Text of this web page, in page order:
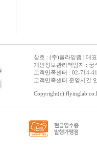
상호 : (주)플라잉랩 | 대
개인정보관리책임자 : 궁
고객만족센터 : 02-714-
고객만족센터 운영시간
Copyright(c)